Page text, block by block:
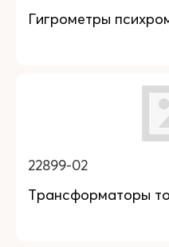
Гигрометры
22899-02
Трансформаторы